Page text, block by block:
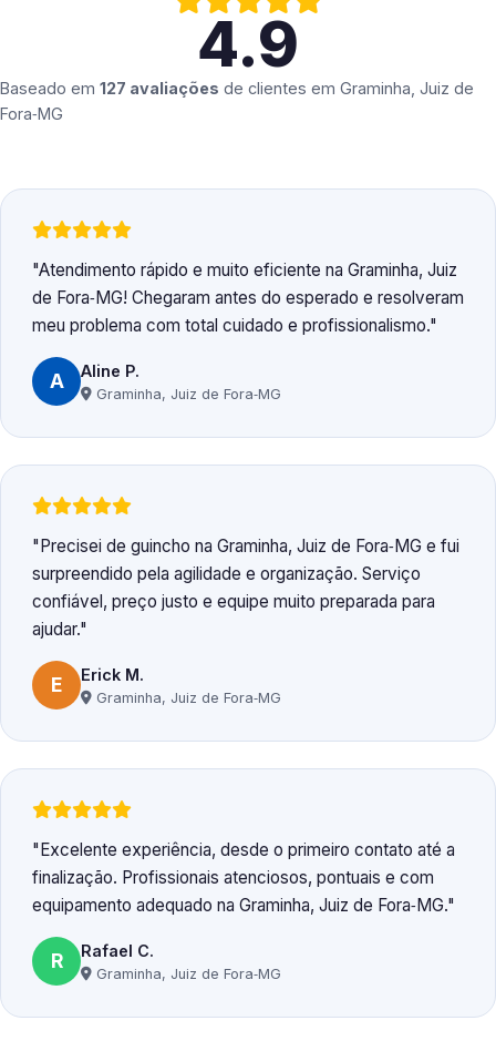
4.9
Baseado em 127 avaliações de clientes em Graminha, Juiz de
Fora‑MG
Atendimento rápido e muito eficiente na Graminha, Juiz
de Fora‑MG! Chegaram antes do esperado e resolveram
meu problema com total cuidado e profissionalismo.
A Aline P.
Graminha, Juiz de Fora‑MG
Precisei de guincho na Graminha, Juiz de Fora‑MG e fui
surpreendido pela agilidade e organização. Serviço
confiável, preço justo e equipe muito preparada para
ajudar.
E Erick M.
Graminha, Juiz de Fora‑MG
Excelente experiência, desde o primeiro contato até a
finalização. Profissionais atenciosos, pontuais e com
equipamento adequado na Graminha, Juiz de Fora‑MG.
R Rafael C.
Graminha, Juiz de Fora‑MG